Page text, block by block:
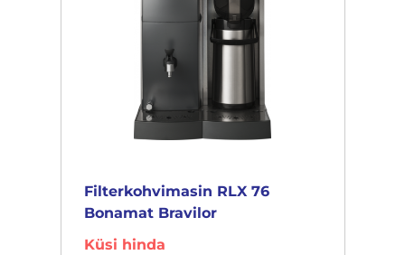
Filterkohvimasin RLX 76
Bonamat Bravilor
Küsi hinda